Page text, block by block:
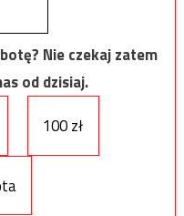
Nie czekaj zatem
od dzisiaj.
100 zł